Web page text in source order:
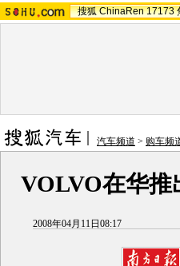
搜狐 ChinaRen 17173
汽车频道 > 购车频
VOLVO在华推
2008年04月11日08:17